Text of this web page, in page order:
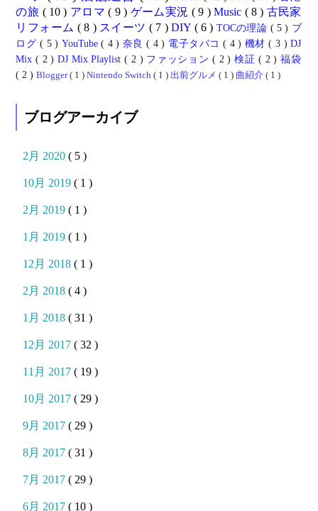
の旅 ( 10 ) アロマ( 9 ) ゲーム実況 ( 9 )Music ( 8 ) 古民家
リフォーム ( 8 ) スイーツ ( 7 )DIY ( 6 ) TOCの理論 ( 5 ) ブ
ログ( 5 ) YouTube( 4 ) 奈良( 4 ) 電子タバコ( 4 ) 機材( 3 )DJ
Mix( 2 )DJ Mix Playlist( 2 ) ファッション ( 2 ) 検証 ( 2 ) 福袋
( 2 )Blogger( 1 )Nintendo Switch( 1 )出前グルメ( 1 ) 曲紹介( 1 )
ブログアーカイブ
2月 2020( 5 )
10月 2019( 1 )
2月 2019( 1 )
1月 2019( 1 )
12月 2018( 1 )
2月 2018( 4 )
1月 2018( 31 )
12月 2017( 32 )
11月 2017( 19 )
10月 2017( 29 )
9月 2017( 29 )
8月 2017( 31 )
7月 2017( 29 )
6月 2017( 10 )